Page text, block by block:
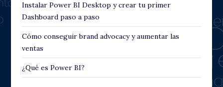
Instalar Power BI Desktop y crear tu primer
Dashboard paso a paso
Cómo conseguir brand advocacy y aumentar las
ventas
¿Qué es Power BI?